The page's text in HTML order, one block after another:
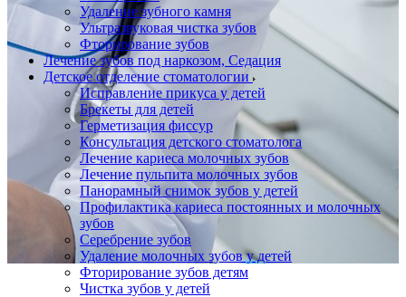
Удаление зубного камня
Ультразвуковая чистка зубов
Фторирование зубов
Лечение зубов под наркозом, Седация
Детское отделение стоматологии
Исправление прикуса у детей
Брекеты для детей
Герметизация фиссур
Консультация детского стоматолога
Лечение кариеса молочных зубов
Лечение пульпита молочных зубов
Панорамный снимок зубов у детей
Профилактика кариеса постоянных и молочных
зубов
Серебрение зубов
Удаление молочных зубов у детей
Фторирование зубов детям
Чистка зубов у детей